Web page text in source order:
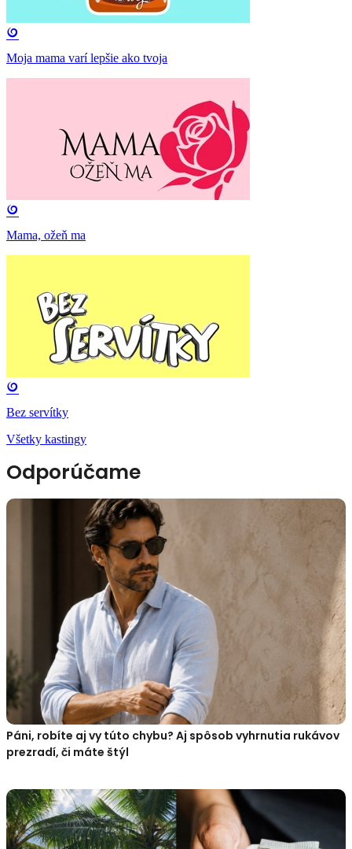
Moja mama varí lepšie ako tvoja
Mama, ožeň ma
Bez servítky
Všetky kastingy
Odporúčame
Páni, robíte aj vy túto chybu? Aj spôsob vyhrnutia rukávov
prezradí, či máte štýl